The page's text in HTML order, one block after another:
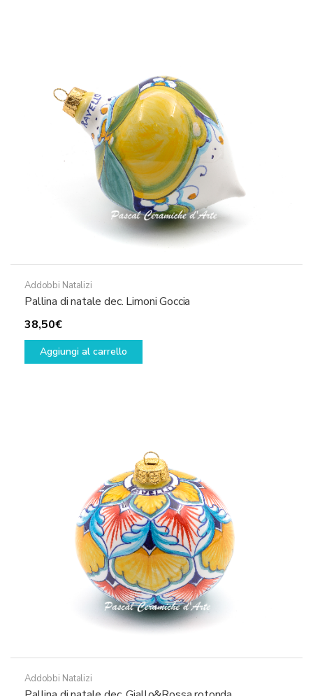
Addobbi Natalizi
Pallina di natale dec. Limoni Goccia
38,50€
Aggiungi al carrello
Addobbi Natalizi